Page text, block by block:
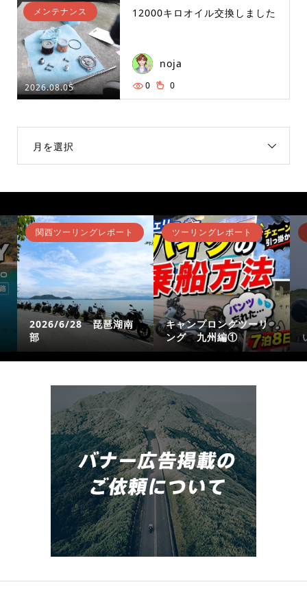
2026.08.05
メンテナンス 12000キロオイル交換しました
noja
0 0
月を選択
関西ツーリングレポート
2026/6/28 琵琶湖南
部
ツーリングレポート
キャンプロングツーリ
ング 九州編①